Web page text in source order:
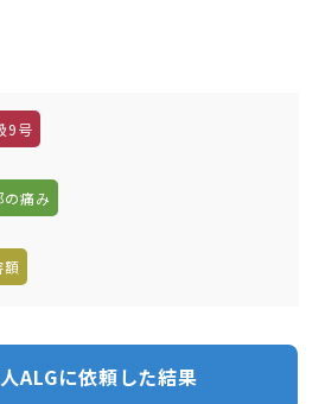
9号
の痛み
額
ALGに依頼した結果